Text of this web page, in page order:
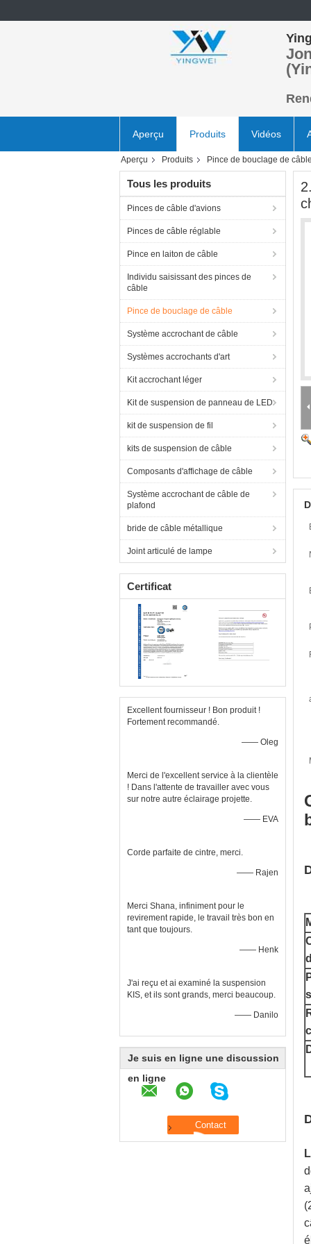
Aperçu Produits Vidéos
Aperçu Produits Pince de bouclage de câble
Tous les produits
Pinces de câble d'avions
Pinces de câble réglable
Pince en laiton de câble
Individu saisissant des pinces de
câble
Pince de bouclage de câble
Système accrochant de câble
Systèmes accrochants d'art
Kit accrochant léger
Kit de suspension de panneau de LED
kit de suspension de fil
kits de suspension de câble
Composants d'affichage de câble
Système accrochant de câble de
plafond
bride de câble métallique
Joint articulé de lampe
Certificat
Excellent fournisseur ! Bon produit !
Fortement recommandé.
—— Oleg
Merci de l'excellent service à la clientèle
! Dans l'attente de travailler avec vous
sur notre autre éclairage projette.
—— EVA
Corde parfaite de cintre, merci.
—— Rajen
Merci Shana, infiniment pour le
revirement rapide, le travail très bon en
tant que toujours.
—— Henk
J'ai reçu et ai examiné la suspension
KIS, et ils sont grands, merci beaucoup.
—— Danilo
Je suis en ligne une discussion
en ligne